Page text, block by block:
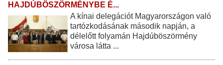
HAJDÚBÖSZÖRMÉNYBE É...
A kínai delegációt Magyarországon való
tartózkodásának második napján, a
délelőtt folyamán Hajdúböszörmény
városa látta ...